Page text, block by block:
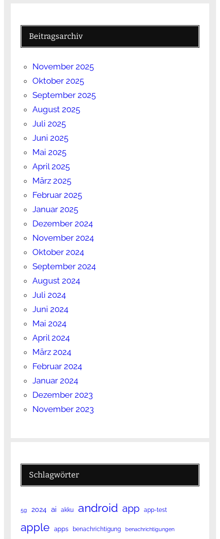
Beitragsarchiv
November 2025
Oktober 2025
September 2025
August 2025
Juli 2025
Juni 2025
Mai 2025
April 2025
März 2025
Februar 2025
Januar 2025
Dezember 2024
November 2024
Oktober 2024
September 2024
August 2024
Juli 2024
Juni 2024
Mai 2024
April 2024
März 2024
Februar 2024
Januar 2024
Dezember 2023
November 2023
Schlagwörter
5g 2024 ai akku android app app-test
apple apps benachrichtigung benachrichtigungen